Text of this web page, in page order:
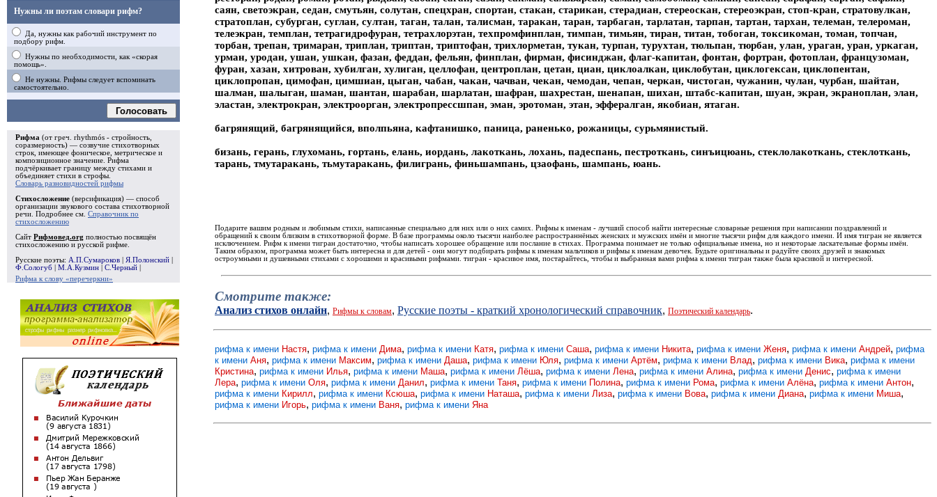
Нужны ли поэтам словари рифм?
Да, нужны как рабочий инструмент по
подбору рифм.
Нужны по необходимости, как «скорая
помощь».
Не нужны. Рифмы следует вспоминать
самостоятельно.
Голосовать
Рифма (от греч. rhythmós - стройность,
соразмерность) — созвучие стихотворных
строк, имеющее фоническое, метрическое и
композиционное значение. Рифма
подчёркивает границу между стихами и
объединяет стихи в строфы
Словарь разновидностей рифмы
Стихосложение (версификация) — способ
организации звукового состава стихотворной
речи. Подробнее см. Справочник по
стихосложению
Сайт Рифмовед.org полностью посвящён
стихосложению и русской рифме.
Русские поэты: А.П.Сумароков Я.Полонский
Ф.Сологуб
М.А.Кузмин С.Черный
Рифма к слову «перечеркни»
саян, светоэкран, седан, смутьян, солутан, спецхран, спортан, стакан, старикан, стерадиан, стереоскан, стереоэкран, стоп-кран, стратовулкан,
стратоплан, субурган, суглан, султан, таган, талан, талисман, таракан, таран, тарбаган, тарлатан, тарпан, тартан, тархан, телеман, телероман,
телеэкран, темплан, тетрагидрофуран, тетрахлорэтан, техпромфинплан, тимпан, тимьян, тиран, титан, тобоган, токсикоман, томан, топчан,
торбан, трепан, тримаран, триплан, триптан, триптофан, трихлорметан, тукан, турпан, турухтан, тюльпан, тюрбан, улан, ураган, уран, уркаган,
урман, уродан, ушан, ушкан, фазан, феддан, фельян, финплан, фирман, фисинджан, флаг-капитан, фонтан, фортран, фотоплан, французоман,
фуран, хазан, хитрован, хубилган, хулиган, целлофан, центроплан, цетан, циан, циклоалкан, циклобутан, циклогексан, циклопентан,
циклопропан, цимофан, цимшиан, цыган, чабан, чакан, чачван, чекан, чемодан, чепан, черкан, чистоган, чужанин, чулан, чурбан, шайтан,
шалман, шалыган, шаман, шантан, шарабан, шарлатан, шафран, шахрестан, шенапан, шихан, штабс-капитан, шуан, экран, экраноплан, элан,
эластан, электрокран, электроорган, электропрессшпан, эман, эротоман, этан, эффералган, якобиан, ятаган.
багрянящий, багрянящийся, вполпьяна, кафтанишко, паница, раненько, рожаницы, сурьмянистый.
бизань, герань, глухомань, гортань, елань, иордань, лакоткань, лохань, падеспань, пестроткань, синъицюань, стеклолакоткань, стеклоткань,
тарань, тмутаракань, тьмутаракань, филигрань, финьшампань, цзаофань, шампань, юань.
Подарите вашим родным и любимым стихи, написанные специально для них или о них самих. Рифмы к именам - лучший способ найти интересные словарные решения при написании поздравлений и
обращений к своим близким в стихотворной форме. В базе программы около тысячи наиболее распространнёных женских и мужских имён и многие тысячи рифм для каждого имени. И имя тигран не является
исключением. Рифм к имени тигран достаточно, чтобы написать хорошее обращение или послание в стихах. Программа понимает не только официальные имена, но и некоторые ласкательные формы имён.
Таким образом, программа может быть интересна и для детей - они могут подбирать рифмы к именам мальчиков и рифмы к именам девочек. Будьте оригинальны и радуйте своих друзей и знакомых
остроумными и душевными стихами с хорошими и красивыми рифмами. тигран - красивое имя, постарайтесь, чтобы и выбранная вами рифма к имени тигран также была красивой и интересной.
Смотрите также:
Анализ стихов онлайн, Рифмы к словам, Русские поэты - краткий хронологический справочник, Поэтический календарь.
рифма к имени Настя, рифма к имени Дима, рифма к имени Катя, рифма к имени Саша, рифма к имени Никита, рифма к имени Женя, рифма к имени Андрей, рифма
к имени Аня, рифма к имени Максим, рифма к имени Даша, рифма к имени Юля, рифма к имени Артём, рифма к имени Влад, рифма к имени Вика, рифма к имени
Кристина, рифма к имени Илья, рифма к имени Маша, рифма к имени Лёша, рифма к имени Лена, рифма к имени Алина, рифма к имени Денис, рифма к имени
Лера, рифма к имени Оля, рифма к имени Данил, рифма к имени Таня, рифма к имени Полина, рифма к имени Рома, рифма к имени Алёна, рифма к имени Антон,
рифма к имени Кирилл, рифма к имени Ксюша, рифма к имени Наташа, рифма к имени Лиза, рифма к имени Вова, рифма к имени Диана, рифма к имени Миша,
рифма к имени Игорь, рифма к имени Ваня, рифма к имени Яна